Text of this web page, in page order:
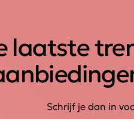
laatste
Schrijf je dan in